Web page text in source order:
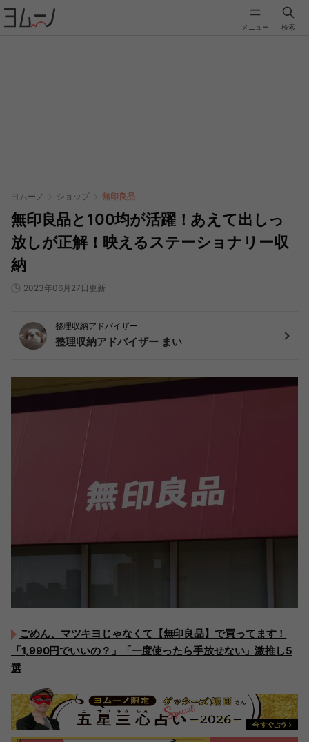
メニュー 検索
ヨムーノ ショップ 無印良品
無印良品と100均が活躍！あえて出しっ
放しが正解！映えるステーショナリー収
納
2023年06月27日更新
整理収納アドバイザー
整理収納アドバイザー まい
ごめん、マツキヨじゃなくて【無印良品】で買ってます！
「1,990円でいいの？」「一度使ったら手放せない」激推し5
選